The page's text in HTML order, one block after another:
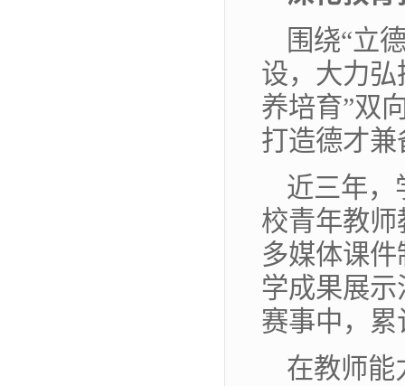
围绕“立
设，大力弘
养培育”双
打造德才
近三年，
校青年教
多媒体课
学成果展
赛事中，累
在教师能